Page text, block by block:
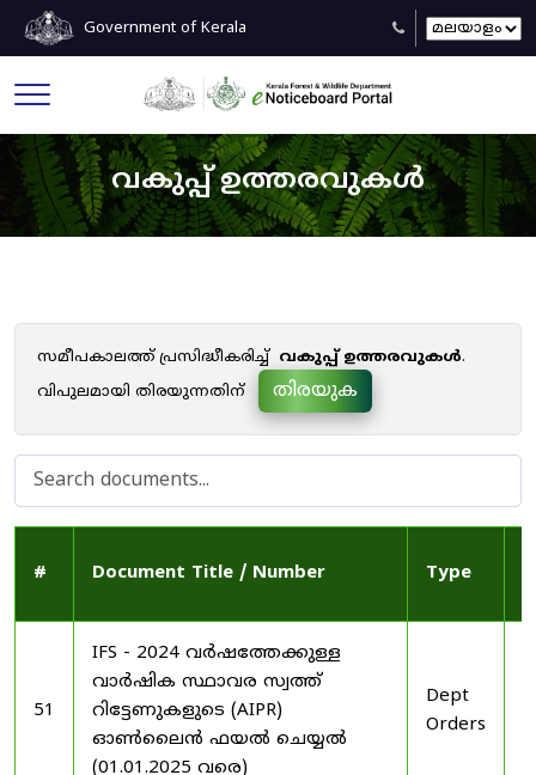
Government of Kerala
വകുപ്പ് ഉത്തരവുകൾ
സമീപകാലത്ത് പ്രസിദ്ധീകരിച്ച് വകുപ്പ് ഉത്തരവുകൾ.
വിപുലമായി തിരയുന്നതിന്
തിരയുക
# Document Title / Number Type
51
IFS - 2024 വർഷത്തേക്കുള്ള
വാർഷിക സ്ഥാവര സ്വത്ത്
റിട്ടേണുകളുടെ (AIPR)
ഓൺലൈൻ ഫയൽ ചെയ്യൽ
(01.01.2025 വരെ)
Dept
Orders